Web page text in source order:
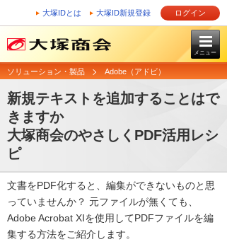
大塚IDとは 大塚ID新規登録 ログイン
メニュー
ソリューション・製品 Adobe（アドビ）
新規テキストを追加することはで
きますか
大塚商会のやさしくPDF活用レシ
ピ
文書をPDF化すると、編集ができないものと思
っていませんか？ 元ファイルが無くても、
Adobe Acrobat XIを使用してPDFファイルを編
集する方法をご紹介します。